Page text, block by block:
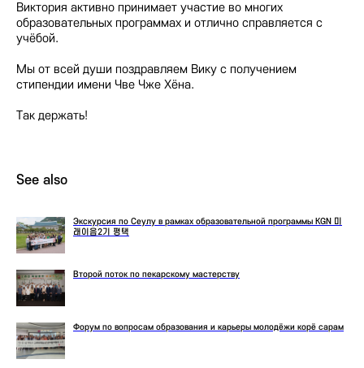
Виктория активно принимает участие во многих
образовательных программах и отлично справляется с
учёбой.
Мы от всей души поздравляем Вику с получением
стипендии имени Чве Чже Хёна.
Так держать!
See also
Экскурсия по Сеулу в рамках образовательной программы KGN 미
래이음2기 평택
Второй поток по пекарскому мастерству
Форум по вопросам образования и карьеры молодёжи корё сарам